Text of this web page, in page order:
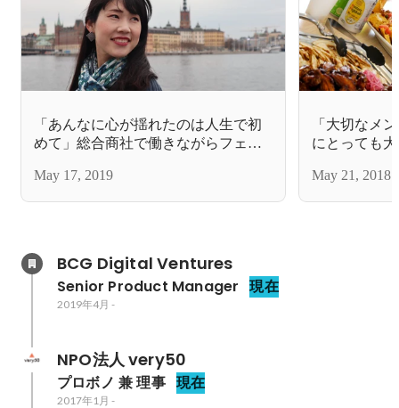
「あんなに心が揺れたのは人生で初
めて」総合商社で働きながらフェロ
May 17, 2019
「大切なメ
にとっても
した！
May 21, 2018
BCG Digital Ventures
Senior Product Manager 現在
2019年4月 -
NPO法人 very50
プロボノ 兼 理事 現在
2017年1月 -